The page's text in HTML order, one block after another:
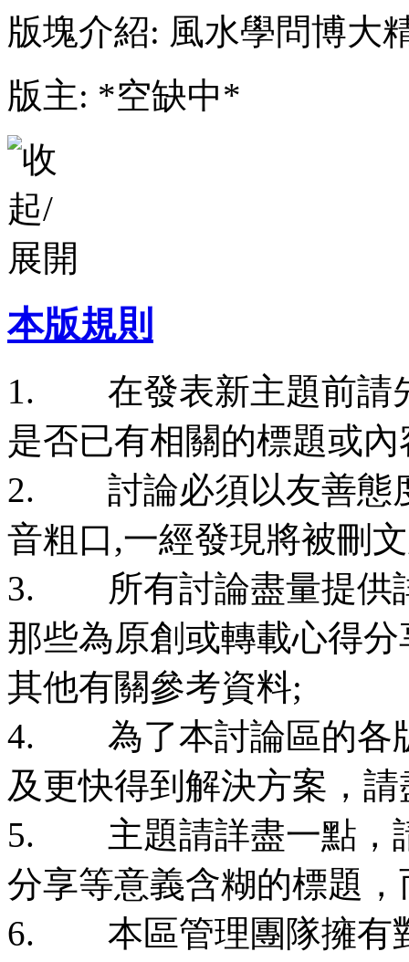
版塊介紹: 風水學問博大
版主: *空缺中*
本版規則
1. 在發表新主題前請
是否已有相關的標題或內
2. 討論必須以友善態
音粗口,一經發現將被刪
3. 所有討論盡量提供
那些為原創或轉載心得
其他有關參考資料;
4. 為了本討論區的各
及更快得到解決方案，
5. 主題請詳盡一點，請
分享等意義含糊的標題
6. 本區管理團隊擁有